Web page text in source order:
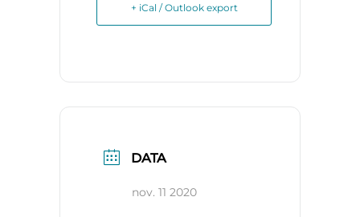
+ iCal / Outlook export
DATA
nov. 11 2020